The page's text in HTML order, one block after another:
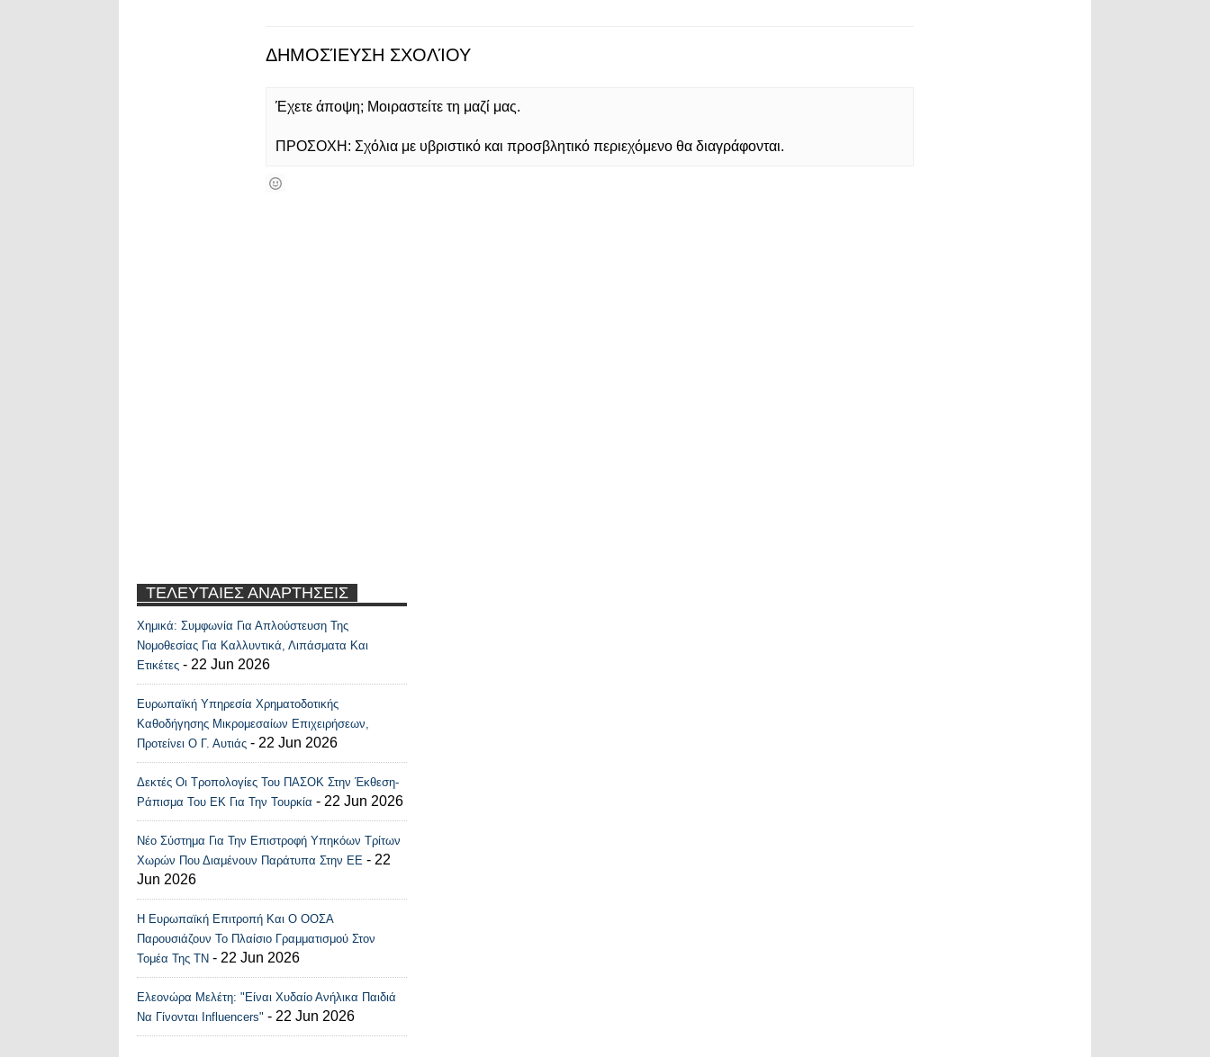
ΔΗΜΟΣΊΕΥΣΗ ΣΧΟΛΊΟΥ
Έχετε άποψη; Μοιραστείτε τη μαζί μας.
ΠΡΟΣΟΧΗ: Σχόλια με υβριστικό και προσβλητικό περιεχόμενο θα διαγράφονται.
ΤΕΛΕΥΤΑΙΕΣ ΑΝΑΡΤΗΣΕΙΣ
Recent Posts Widget
Χημικά: Συμφωνία Για Απλούστευση Της
Νομοθεσίας Για Καλλυντικά, Λιπάσματα Και
Ετικέτες - 22 Jun 2026
Ευρωπαϊκή Υπηρεσία Χρηματοδοτικής
Καθοδήγησης Μικρομεσαίων Επιχειρήσεων,
Προτείνει Ο Γ. Αυτιάς - 22 Jun 2026
Δεκτές Οι Τροπολογίες Του ΠΑΣΟΚ Στην Έκθεση-
Ράπισμα Του ΕΚ Για Την Τουρκία - 22 Jun 2026
Νέο Σύστημα Για Την Επιστροφή Υπηκόων Τρίτων
Χωρών Που Διαμένουν Παράτυπα Στην ΕΕ - 22
Jun 2026
Η Ευρωπαϊκή Επιτροπή Και Ο ΟΟΣΑ
Παρουσιάζουν Το Πλαίσιο Γραμματισμού Στον
Τομέα Της ΤΝ - 22 Jun 2026
Ελεονώρα Μελέτη: "Είναι Χυδαίο Ανήλικα Παιδιά
Να Γίνονται Influencers" - 22 Jun 2026